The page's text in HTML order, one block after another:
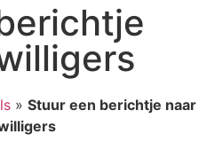
» Stuur een berichtje naar